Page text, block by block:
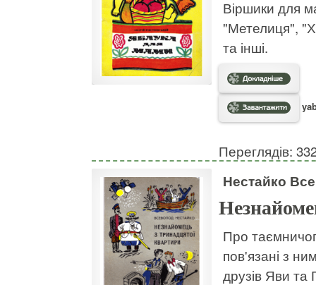
Віршики для
"Метелиця",
та інші.
Переглядів:
Нестайко
Про
пов'язані з
друзів Яви та